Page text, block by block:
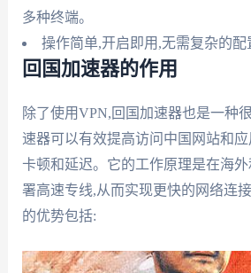
多种终端。
操作简单,开启即用,无需复杂的配
回国加速器的作用
除了使用VPN,回国加速器也是一种
速器可以有效提高访问中国网站和
卡顿和延迟。它的工作原理是在海
署高速专线,从而实现更快的网络连
的优势包括: